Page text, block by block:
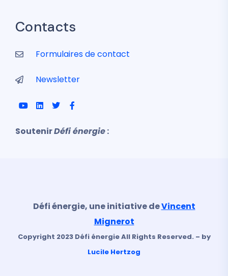
Contacts
Formulaires de contact
Newsletter
SoutenirDéfi énergie:
Défi énergie, une initiative deVincent
Mignerot
Copyright 2023 Défi énergie All Rights Reserved. – by
Lucile Hertzog